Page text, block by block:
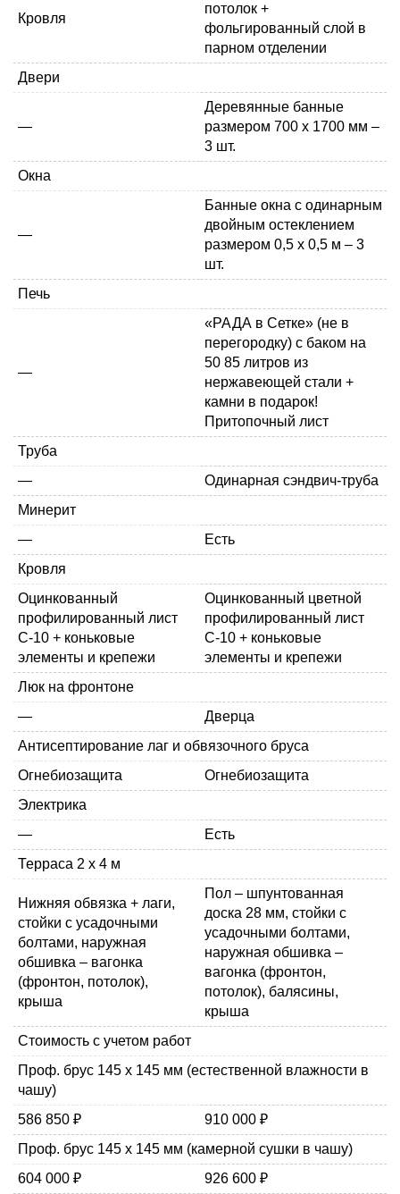
Кровля
потолок +
фольгированный слой в
парном отделении
Двери
—
Деревянные банные
размером 700 x 1700 мм –
3 шт.
Окна
—
Банные окна с одинарным
двойным остеклением
размером 0,5 х 0,5 м – 3
шт.
Печь
—
«РАДА в Сетке» (не в
перегородку) с баком на
50 85 литров из
нержавеющей стали +
камни в подарок!
Притопочный лист
Труба
—
Одинарная сэндвич-труба
Минерит
—
Есть
Кровля
Оцинкованный
профилированный лист
С-10 + коньковые
элементы и крепежи
Оцинкованный цветной
профилированный лист
С-10 + коньковые
элементы и крепежи
Люк на фронтоне
—
Дверца
Антисептирование лаг и обвязочного бруса
Огнебиозащита
Огнебиозащита
Электрика
—
Есть
Терраса 2 х 4 м
Нижняя обвязка + лаги,
стойки с усадочными
болтами, наружная
обшивка – вагонка
(фронтон, потолок),
крыша
Пол – шпунтованная
доска 28 мм, стойки с
усадочными болтами,
наружная обшивка –
вагонка (фронтон,
потолок), балясины,
крыша
Стоимость с учетом работ
Проф. брус 145 х 145 мм (естественной влажности в
чашу)
586 850 ₽
910 000 ₽
Проф. брус 145 х 145 мм (камерной сушки в чашу)
604 000 ₽
926 600 ₽